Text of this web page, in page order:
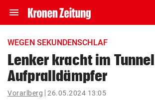
menu Navigation
ein-/ausklappen
account_circle Anmelden
WEGEN SEKUNDENSCHLAF
Lenker kracht im
Aufpralldämpfer
Vorarlberg 26.05.2024 13:05